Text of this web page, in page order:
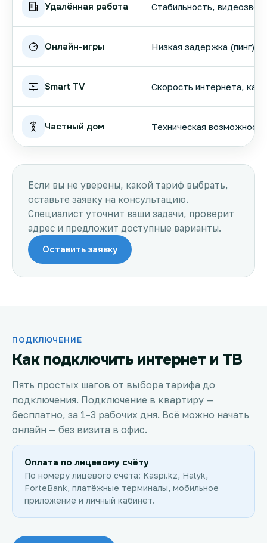
Удалённая работа Стабильность,
Онлайн-игры Низкая задержка (пинг),
Smart TV Скорость интернета,
Частный дом Техническая
Если вы не уверены, какой тариф выбрать,
оставьте заявку на консультацию.
Специалист уточнит ваши задачи, проверит
адрес и предложит доступные варианты.
Оставить заявку
ПОДКЛЮЧЕНИЕ
Как подключить интернет и ТВ
Пять простых шагов от выбора тарифа до
подключения. Подключение в квартиру —
бесплатно, за 1–3 рабочих дня. Всё можно начать
онлайн — без визита в офис.
Оплата по лицевому счёту
По номеру лицевого счёта: Kaspi.kz, Halyk,
ForteBank, платёжные терминалы, мобильное
приложение и личный кабинет.